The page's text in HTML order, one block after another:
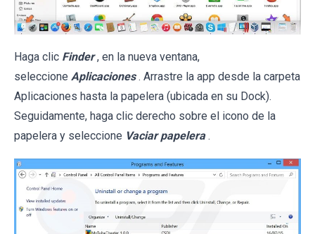
Haga clic Finder , en la nueva ventana,
seleccione Aplicaciones . Arrastre la app desde la carpeta
Aplicaciones hasta la papelera (ubicada en su Dock).
Seguidamente, haga clic derecho sobre el icono de la
papelera y seleccione Vaciar papelera .